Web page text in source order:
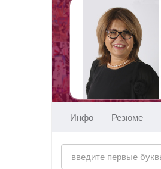
Инфо Резюме